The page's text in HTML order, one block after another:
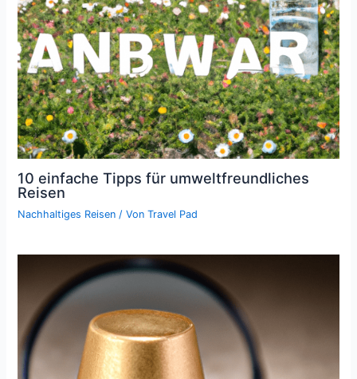
10 einfache Tipps für umweltfreundliches
Reisen
Nachhaltiges Reisen / VonTravel Pad